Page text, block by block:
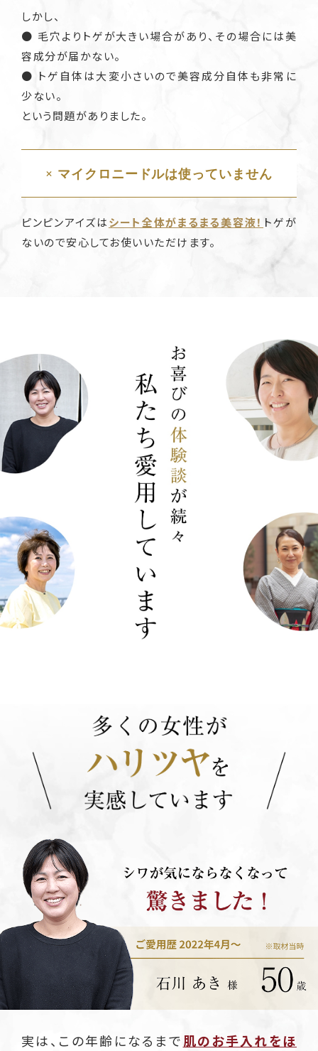
しかし、
● 毛穴よりトゲが大きい場合があり、その場合には美
容成分が届かない。
● トゲ自体は大変小さいので美容成分自体も非常に
少ない。
という問題がありました。
× マイクロニードルは使っていません
ピンピンアイズは シート全体がまるまる美容液！ トゲが
ないので安心してお使いいただけます。
実は、この年齢になるまで 肌のお手入れをほ